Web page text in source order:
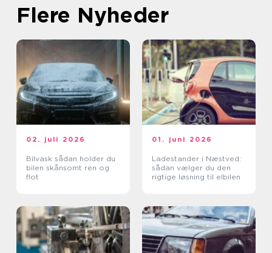
Flere Nyheder
02. juli 2026
Bilvask sådan holder du
bilen skånsomt ren og
flot
01. juni 2026
Ladestander i Næstved:
sådan vælger du den
rigtige løsning til elbilen